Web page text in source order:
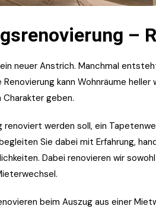
–
neuer Anstrich. Manchmal
kann Wohnräume
Charakter geben.
renoviert werden soll, ein
Sie dabei mit Erfahrung,
Dabei renovieren wir sowohl
beim Auszug aus einer